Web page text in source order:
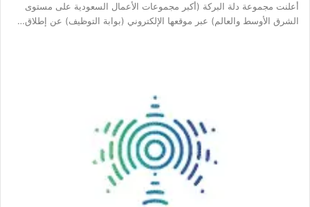
أعلنت مجموعة دلة البركة (أكبر مجموعات الأعمال السعودية على مستوى
الشرق الأوسط والعالم) عبر موقعها الإلكتروني (بوابة التوظيف) عن إطلاق…